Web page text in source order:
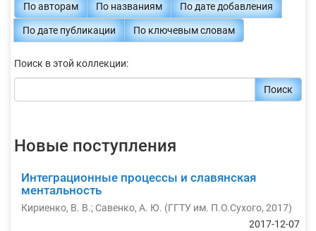
По авторам По названиям По дате добавления
По дате публикации По ключевым словам
Поиск в этой коллекции:
Поиск
Новые поступления
Интеграционные процессы и славянская
ментальность
Кириенко, В. В.;Савенко, А. Ю. (ГГТУ им. П.О.Сухого, 2017)
2017-12-07